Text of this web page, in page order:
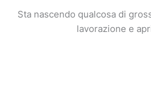
Sta nascendo qualcosa di
lavorazione e